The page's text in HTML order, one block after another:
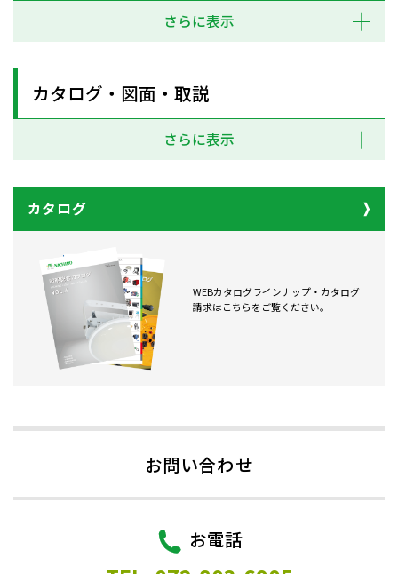
さらに表示
カタログ・図面・取説
さらに表示
カタログ
WEBカタログラインナップ・カタログ
請求はこちらをご覧ください。
お問い合わせ
お電話